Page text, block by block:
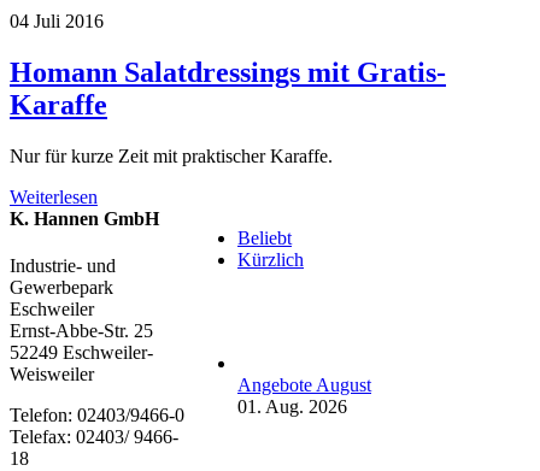
04 Juli 2016
Homann Salatdressings mit Gratis-
Karaffe
Nur für kurze Zeit mit praktischer Karaffe.
Weiterlesen
Beliebt
Kürzlich
Angebote August
01. Aug. 2026
K. Hannen GmbH
Industrie- und
Gewerbepark
Eschweiler
Ernst-Abbe-Str. 25
52249 Eschweiler-
Weisweiler
Telefon: 02403/9466-0
Telefax: 02403/ 9466-
18